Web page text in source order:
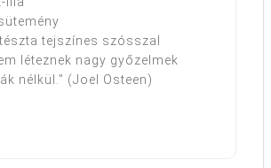
tejszínes szósszal
léteznek nagy győzelmek
nélkül.” (Joel Osteen)